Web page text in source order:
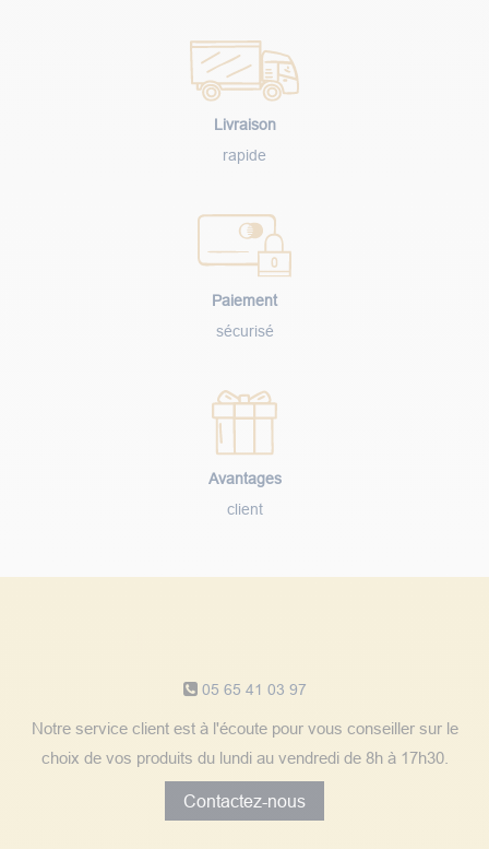
Livraison
rapide
Paiement
sécurisé
Avantages
client
05 65 41 03 97
Notre service client est à l'écoute pour vous conseiller sur le
choix de vos produits du lundi au vendredi de 8h à 17h30.
Contactez-nous